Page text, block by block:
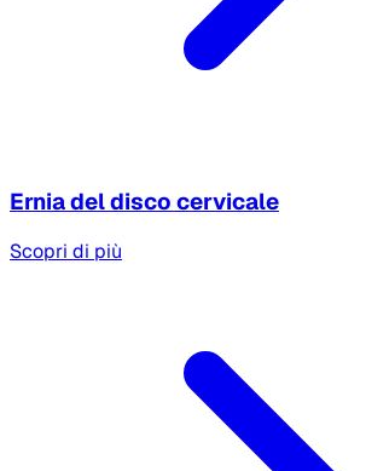
Ernia del disco cervicale
Scopri di più